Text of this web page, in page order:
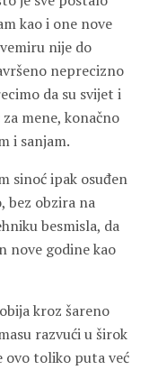
kao i one nove
nije do
neprecizno
da su svijet i
mene, konačno
i sanjam.
sinoć ipak osuđen
bez obzira na
besmisla, da
nove godine kao
kroz šareno
razvući u širok
ovo toliko puta već